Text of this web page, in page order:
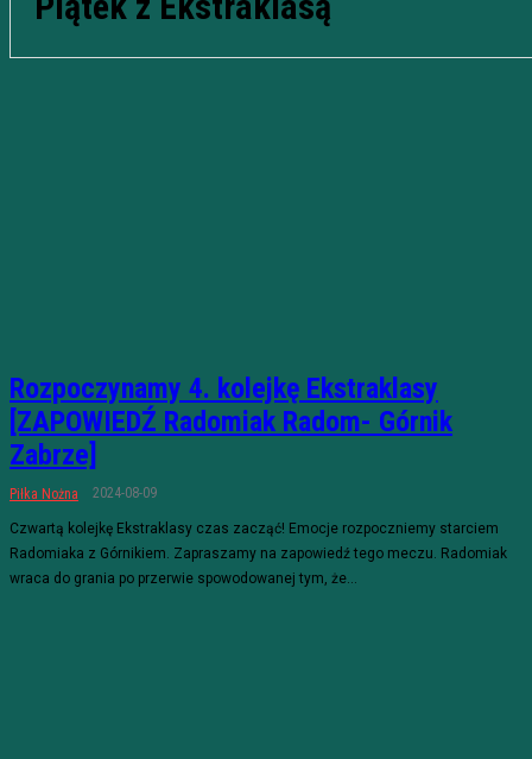
Rozpoczynamy 4. kolejkę Ekstraklasy
[ZAPOWIEDŹ Radomiak Radom- Górnik
Zabrze]
Piłka Nożna 2024-08-09
Czwartą kolejkę Ekstraklasy czas zacząć! Emocje rozpoczniemy starciem
Radomiaka z Górnikiem. Zapraszamy na zapowiedź tego meczu. Radomiak
wraca do grania po przerwie spowodowanej tym, że...